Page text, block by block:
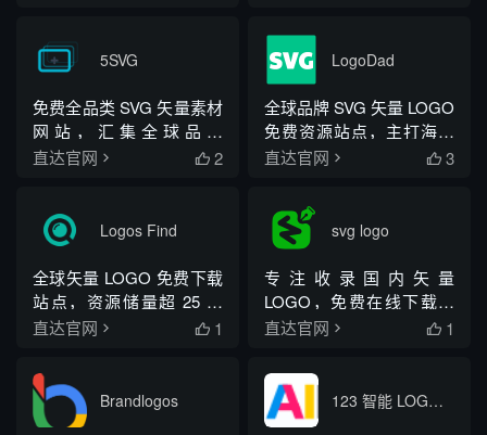
商业或个人用途。
素材
5SVG
免费全品类 SVG 矢量素材
网站，汇集全球品牌
LOGO、UI 组件、插画资
素材下载。
直达官网  2
LogoDad
全球品牌 SVG 矢量 LOGO
免费资源站点，主打海内
外全品类品牌标识素材，
素材二次调整使用
直达官网  3
Logos Find
全球矢量 LOGO 免费下载
站点，资源储量超 25 万
个，覆盖全球各类品牌标
直达官网  1
svg logo
专注收录国内矢量
LOGO，免费在线下载矢
量 LOGO 素材，为设计师
牌标识资源
直达官网  1
Brandlogos 123 智能 LOGO 生成器